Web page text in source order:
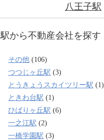
八王子駅
駅から不動産会社を探す
その他 (106)
つつじヶ丘駅 (3)
とうきょうスカイツリー駅 (1)
ときわ台駅 (1)
ひばりヶ丘駅 (6)
一之江駅 (2)
一橋学園駅 (3)